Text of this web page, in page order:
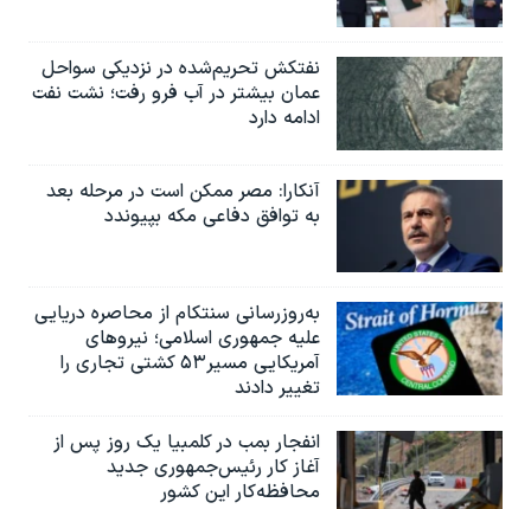
نفتکش تحریم‌شده در نزدیکی سواحل
عمان بیشتر در آب فرو رفت؛ نشت نفت
ادامه دارد
آنکارا: مصر ممکن است در مرحله بعد
به توافق دفاعی مکه بپیوندد
به‌روزرسانی سنتکام از محاصره دریایی
علیه جمهوری اسلامی؛ نیروهای
آمریکایی مسیر۵۳ کشتی تجاری را
تغییر دادند
انفجار بمب‌‌ در کلمبیا یک روز پس از
آغاز کار رئیس‌جمهوری جدید
محافظه‌کار این کشور